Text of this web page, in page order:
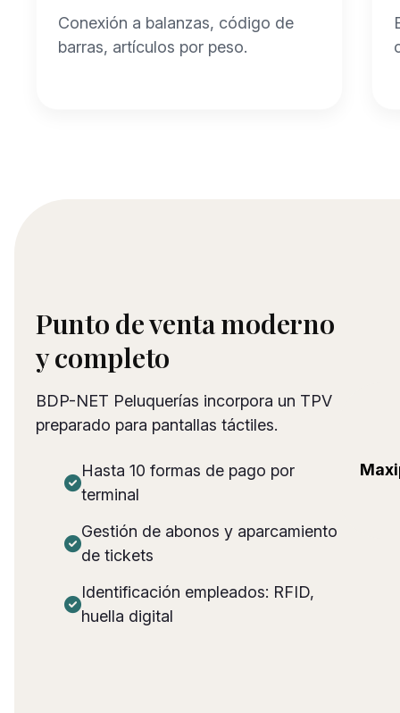
Conexión a balanzas, código de
barras, artículos por peso.
Punto de venta moderno
y completo
BDP-NET Peluquerías incorpora un TPV
preparado para pantallas táctiles.
Hasta 10 formas de pago por
terminal
Gestión de abonos y aparcamiento
de tickets
Identificación empleados: RFID,
huella digital